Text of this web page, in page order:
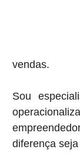
vendas.
Sou
diferença